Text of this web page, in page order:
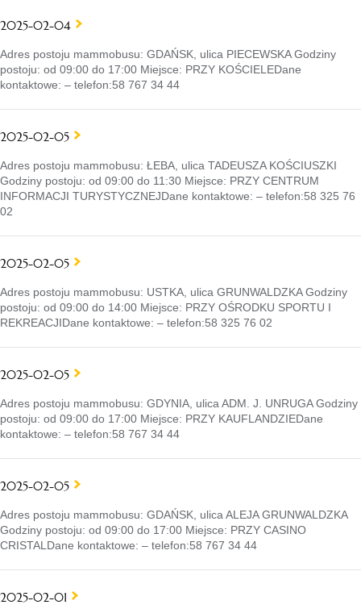
2025-02-04
Adres postoju mammobusu: GDAŃSK, ulica PIECEWSKA Godziny
postoju: od 09:00 do 17:00 Miejsce: PRZY KOŚCIELEDane
kontaktowe: – telefon:58 767 34 44
2025-02-05
Adres postoju mammobusu: ŁEBA, ulica TADEUSZA KOŚCIUSZKI
Godziny postoju: od 09:00 do 11:30 Miejsce: PRZY CENTRUM
INFORMACJI TURYSTYCZNEJDane kontaktowe: – telefon:58 325 76
02
2025-02-05
Adres postoju mammobusu: USTKA, ulica GRUNWALDZKA Godziny
postoju: od 09:00 do 14:00 Miejsce: PRZY OŚRODKU SPORTU I
REKREACJIDane kontaktowe: – telefon:58 325 76 02
2025-02-05
Adres postoju mammobusu: GDYNIA, ulica ADM. J. UNRUGA Godziny
postoju: od 09:00 do 17:00 Miejsce: PRZY KAUFLANDZIEDane
kontaktowe: – telefon:58 767 34 44
2025-02-05
Adres postoju mammobusu: GDAŃSK, ulica ALEJA GRUNWALDZKA
Godziny postoju: od 09:00 do 17:00 Miejsce: PRZY CASINO
CRISTALDane kontaktowe: – telefon:58 767 34 44
2025-02-01